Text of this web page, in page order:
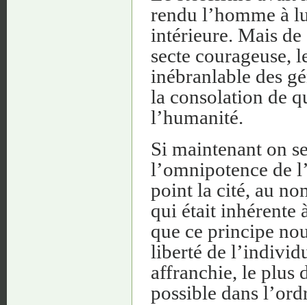
rendu l’homme à
intérieure. Mais de
secte courageuse,
inébranlable des
la consolation de
l’humanité.
Si maintenant on
l’omnipotence de
point la cité, au
qui était inhérente
que ce principe
liberté de
affranchie, le plus
possible dans